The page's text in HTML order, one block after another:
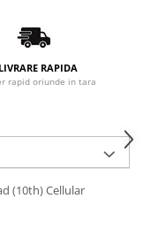
LIVRARE RAPIDA
rapid oriunde in tara
(10th) Cellular